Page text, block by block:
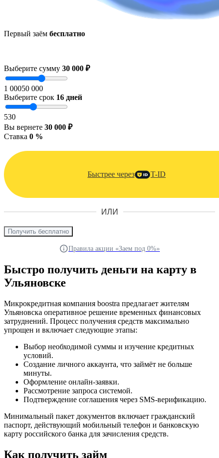
Первый заём бесплатно
Выберите сумму 30 000 ₽
1 00050 000
Выберите срок 16 дней
530
Вы вернете 30 000 ₽
Ставка 0 %
Быстрее через T-ID
ИЛИ
Получить бесплатно
Правила акции «Заем под 0%»
Быстро получить деньги на карту в
Ульяновске
Микрокредитная компания boostra предлагает жителям
Ульяновска оперативное решение временных финансовых
затруднений. Процесс получения средств максимально
упрощен и включает следующие этапы:
Выбор необходимой суммы и изучение кредитных
условий.
Создание личного аккаунта, что займёт не больше
минуты.
Оформление онлайн-заявки.
Рассмотрение запроса системой.
Подтверждение соглашения через SMS-верификацию.
Минимальный пакет документов включает гражданский
паспорт, действующий мобильный телефон и банковскую
карту российского банка для зачисления средств.
Как получить займ